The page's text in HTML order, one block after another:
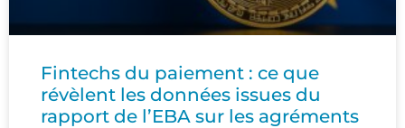
Fintechs du paiement : ce que
révèlent les données issues du
rapport de l’EBA sur les agréments